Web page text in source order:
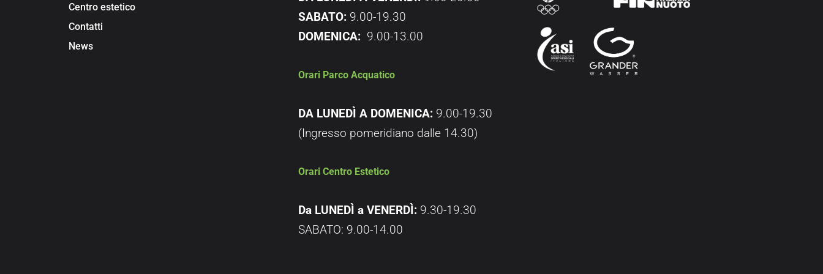
Centro estetico
Contatti
News
SABATO: 9.00-19.30
DOMENICA: 9.00-13.00
Orari Parco Acquatico
DA LUNEDÌ A DOMENICA: 9.00-19.30
(Ingresso pomeridiano dalle 14.30)
Orari Centro Estetico
Da LUNEDÌ a VENERDÌ: 9.30-19.30
SABATO: 9.00-14.00